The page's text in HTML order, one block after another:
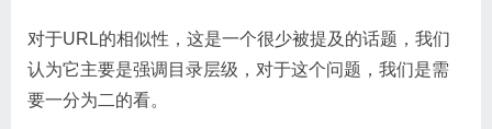
对于URL的相似性，这是一个很少被提及的话题，我们
认为它主要是强调目录层级，对于这个问题，我们是需
要一分为二的看。